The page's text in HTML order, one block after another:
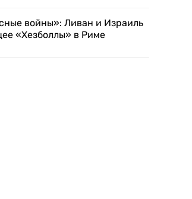
войны»: Ливан и Израиль
«Хезболлы» в Риме